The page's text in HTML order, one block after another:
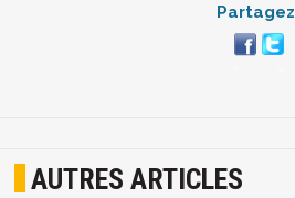
Partagez
AUTRES ARTICLES